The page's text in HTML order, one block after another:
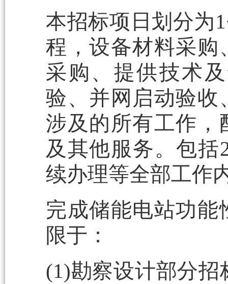
本招标项日划分为
程，设备材料采购
采购、提供技术
验、并网启动验收
涉及的所有工作，
及其他服务。包括
续办理等全部工作
完成储能电站功
限于：
(1)勘察设计部分